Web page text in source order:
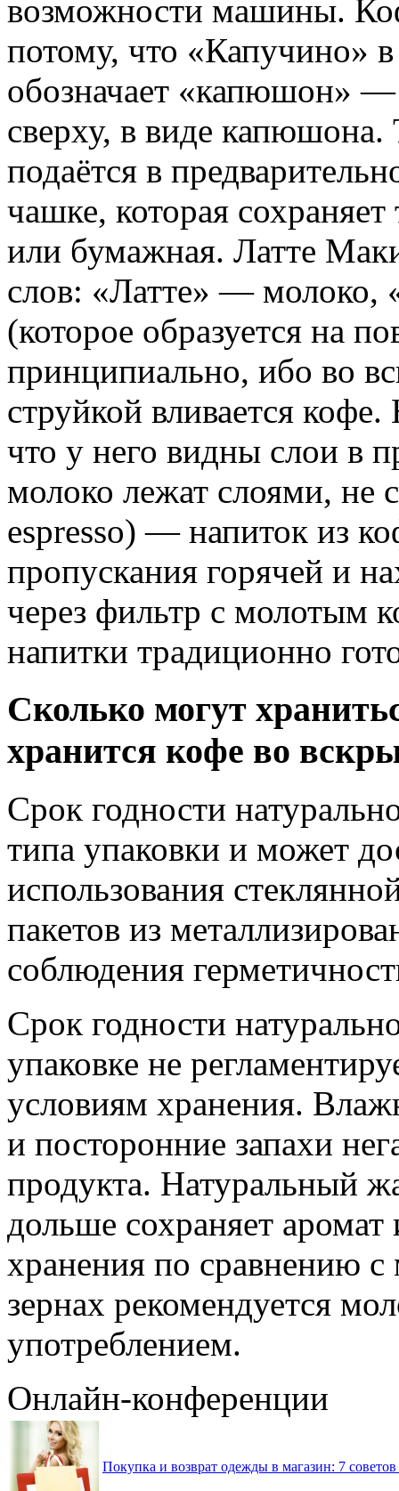
возможности машины.
потому, что «Капучино» в
обозначает «капюшон» —
сверху, в виде
подаётся в
чашке, которая
или бумажная. Латте
слов: «Латте» —
(которое образуется на
принципиально, ибо во
струйкой вливается
что у него видны слои в
молоко лежат слоями, не
espresso) — напиток из
пропускания горячей и
через фильтр с молотым
напитки традиционно
Сколько могут
хранится кофе во
Срок годности
типа упаковки и может
использования
пакетов из
соблюдения
Срок годности
упаковке не
условиям хранения.
и посторонние запахи
продукта. Натуральный
дольше сохраняет
хранения по сравнению
зернах рекомендуется
употреблением.
Онлайн-конференции
Покупка и возврат одежды в магазин: 7 советов